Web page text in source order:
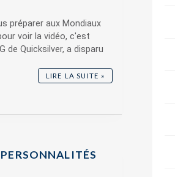
préparer aux Mondiaux
voir la vidéo, c'est
de Quicksilver, a disparu
LIRE LA SUITE »